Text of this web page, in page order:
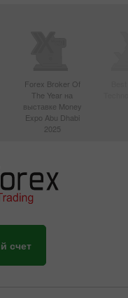
Forex Broker Of
The Year на
выставке Money
Expo Abu Dhabi
2025
счет